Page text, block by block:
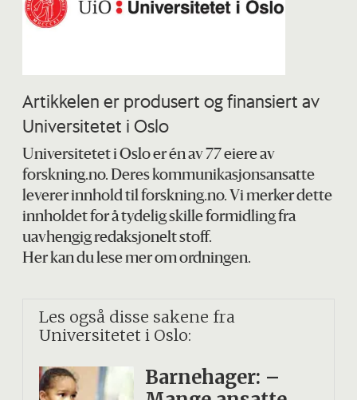
Artikkelen er produsert og finansiert av
Universitetet i Oslo
Universitetet i Oslo er én av 77 eiere av
forskning.no. Deres kommunikasjonsansatte
leverer innhold til forskning.no. Vi merker dette
innholdet for å tydelig skille formidling fra
uavhengig redaksjonelt stoff.
Her kan du lese mer om ordningen.
Les også disse sakene fra
Universitetet i Oslo:
Barnehager: –